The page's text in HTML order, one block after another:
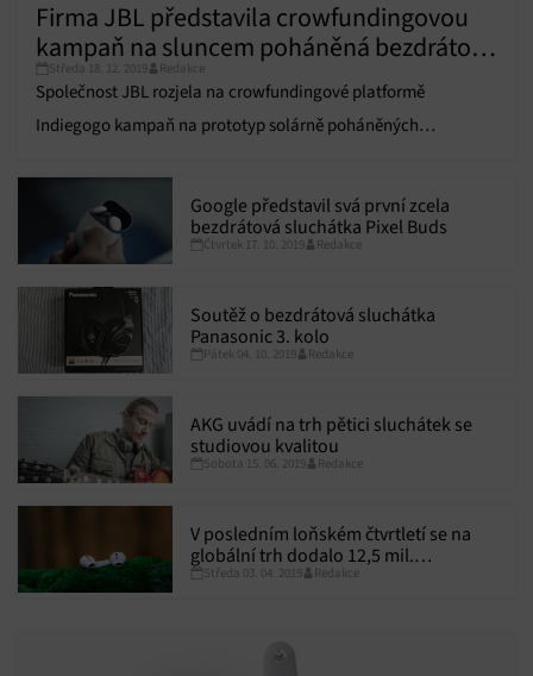
Firma JBL představila crowfundingovou
kampaň na sluncem poháněná bezdrátová
sluchátka, která slibují prakticky
neomezenou výdrž
Středa 18. 12. 2019 Redakce
Společnost JBL rozjela na crowfundingové platformě
Indiegogo kampaň na prototyp solárně poháněných
Google představil svá první zcela
bezdrátová sluchátka Pixel Buds
Čtvrtek 17. 10. 2019 Redakce
Soutěž o bezdrátová sluchátka
Panasonic 3. kolo
Pátek 04. 10. 2019 Redakce
AKG uvádí na trh pětici sluchátek se
studiovou kvalitou
Sobota 15. 06. 2019 Redakce
V posledním loňském čtvrtletí se na
globální trh dodalo 12,5 mil.
bezdrátových sluchátek, lídrem byl s
Středa 03. 04. 2019 Redakce